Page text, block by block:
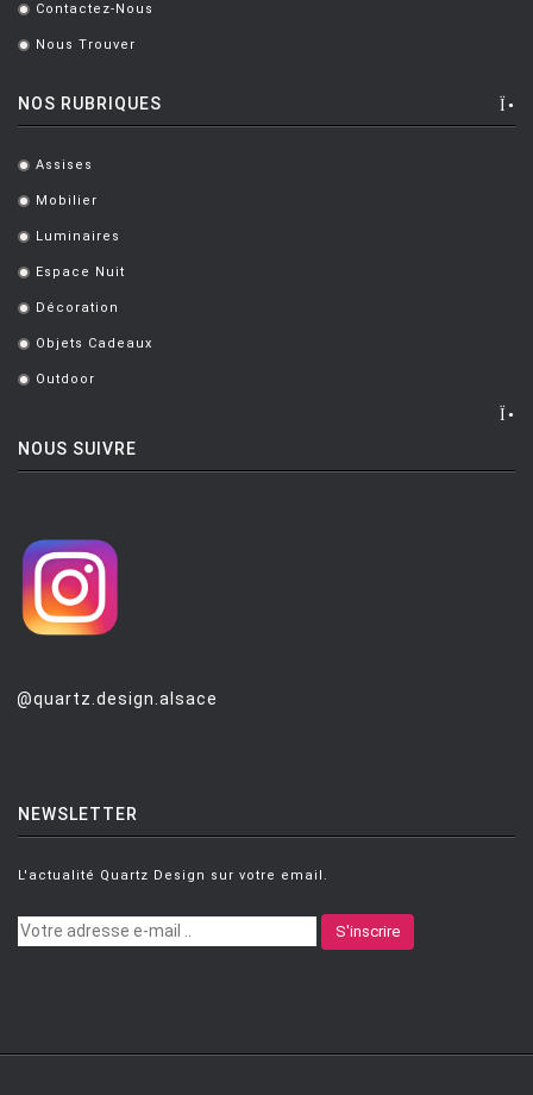
. Contactez-Nous
. Nous Trouver
NOS RUBRIQUES
. Assises
. Mobilier
. Luminaires
. Espace Nuit
. Décoration
. Objets Cadeaux
. Outdoor
NOUS SUIVRE
@quartz.design.alsace
NEWSLETTER
L'actualité Quartz Design sur votre email.
S'inscrire